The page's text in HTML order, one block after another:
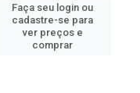
Faça seu login ou
cadastre-se para
ver preços e
comprar